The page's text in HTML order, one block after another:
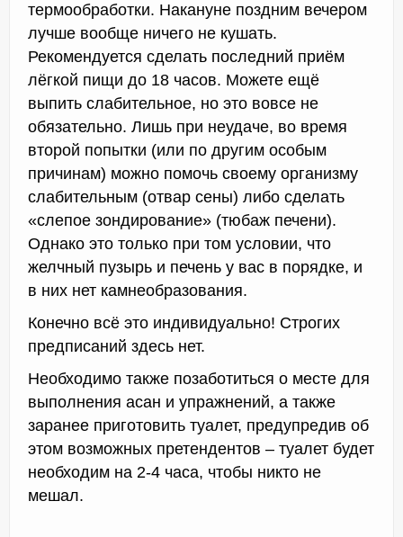
термообработки. Накануне поздним вечером
лучше вообще ничего не кушать.
Рекомендуется сделать последний приём
лёгкой пищи до 18 часов. Можете ещё
выпить слабительное, но это вовсе не
обязательно. Лишь при неудаче, во время
второй попытки (или по другим особым
причинам) можно помочь своему организму
слабительным (отвар сены) либо сделать
«слепое зондирование» (тюбаж печени).
Однако это только при том условии, что
желчный пузырь и печень у вас в порядке, и
в них нет камнеобразования.
Конечно всё это индивидуально! Строгих
предписаний здесь нет.
Необходимо также позаботиться о месте для
выполнения асан и упражнений, а также
заранее приготовить туалет, предупредив об
этом возможных претендентов – туалет будет
необходим на 2-4 часа, чтобы никто не
мешал.